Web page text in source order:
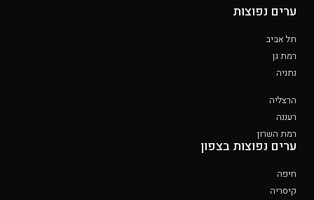
ערים נפוצות
תל אביב
רמת גן
נתניה
הרצליה
רעננה
רמת השרון
ערים נפוצות בצפון
חיפה
קיסריה